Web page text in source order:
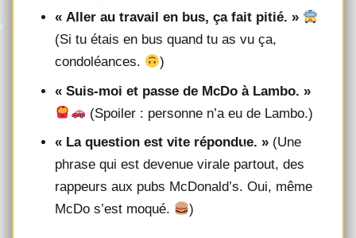
« Aller au travail en bus, ça fait pitié. »
(Si tu étais en bus quand tu as vu ça,
condoléances.
)
« Suis-moi et passe de McDo à Lambo. »
(Spoiler : personne n’a eu de Lambo.)
« La question est vite répondue. » (Une
phrase qui est devenue virale partout, des
rappeurs aux pubs McDonald’s. Oui, même
McDo s’est moqué.
)